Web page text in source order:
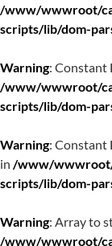
/www/wwwroot/
scripts/lib/dom-
Warning: Constant
/www/wwwroot/
scripts/lib/dom-
Warning: Constant
in /www/wwwroot/
scripts/lib/dom-
Warning: Array to
/www/wwwroot/